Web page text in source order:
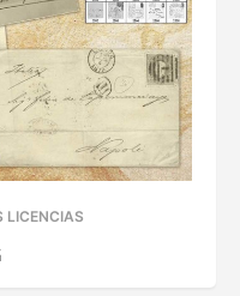
LICENCIAS